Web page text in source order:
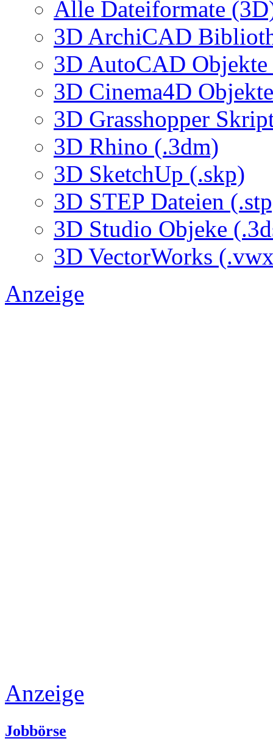
Alle Dateiformate
3D ArchiCAD
3D AutoCAD
3D Cinema4D
3D Grasshopper
3D Rhino (.3dm)
3D SketchUp (.skp)
3D STEP Dateien
3D Studio Objeke
3D VectorWorks
Anzeige
Anzeige
Jobbörse